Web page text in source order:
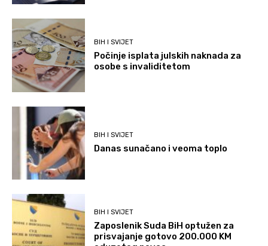
BIH I SVIJET
Počinje isplata julskih naknada za
osobe s invaliditetom
BIH I SVIJET
Danas sunačano i veoma toplo
BIH I SVIJET
Zaposlenik Suda BiH optužen za
prisvajanje gotovo 200.000 KM